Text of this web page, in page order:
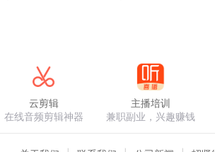
云剪辑
在线音频剪辑神器
主播培训
兼职副业，兴趣赚钱